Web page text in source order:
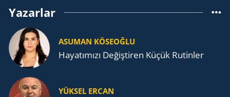
Yazarlar
ASUMAN KÖSEOĞLU
Ha­ya­tı­mı­zı De­ğiş­ti­ren Küçük Ru­tin­ler
YÜKSEL ERCAN